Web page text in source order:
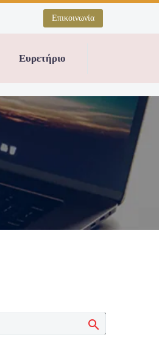
Επικοινωνία
Ευρετήριο